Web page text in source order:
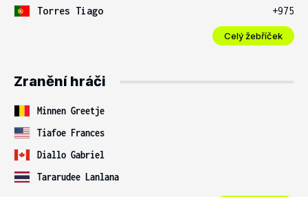
Torres Tiago
+975
Celý žebříček
Zranění hráči
Minnen Greetje
Tiafoe Frances
Diallo Gabriel
Tararudee Lanlana